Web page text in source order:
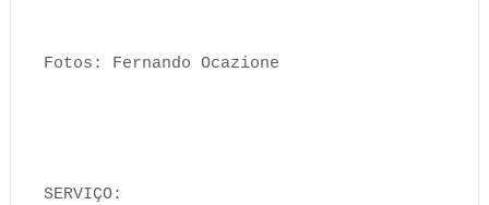
Fotos: Fernando Ocazione
SERVIÇO: